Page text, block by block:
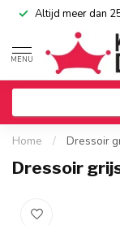
Altijd meer dan
MENU
Home / Dressoir
Dressoir